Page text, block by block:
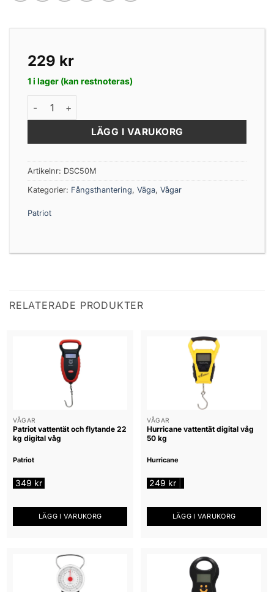
229 kr
1 i lager (kan restnoteras)
Patriot Digitalvåg 50kg mängd
LÄGG I VARUKORG
Artikelnr: DSC50M
Kategorier: Fångsthantering, Väga, Vågar
Patriot
RELATERADE PRODUKTER
VÅGAR
Patriot vattentät och flytande 22
kg digital våg
Patriot
349 kr
LÄGG I VARUKORG
VÅGAR
Hurricane vattentät digital våg
50 kg
Hurricane
249 kr
LÄGG I VARUKORG